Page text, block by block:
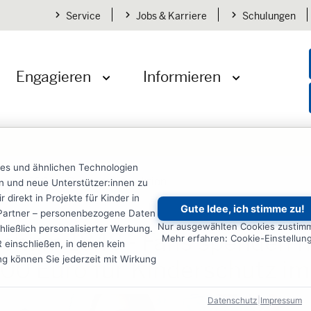
und ähnlichen Technologien
und neue Unterstützer:innen zu
direkt in Projekte für Kinder in
– personenbezogene Daten
personalisierter Werbung.
einschließen, in denen kein
können Sie jederzeit mit Wirkung
Gute Idee, ich stimme zu!
Nur ausgewählten Cookies
Mehr erfahren: Cookie-
Datenschutz Impressum
Service Jobs & Karriere Schulungen
Engagieren Informieren
2023 Becherpfandaktion
1848 - Fans spenden
Euro für Kinderschutz